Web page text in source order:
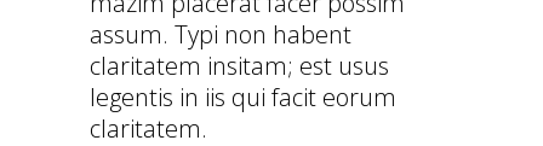
assum. Typi non habent
claritatem insitam; est usus
legentis in iis qui facit eorum
claritatem.